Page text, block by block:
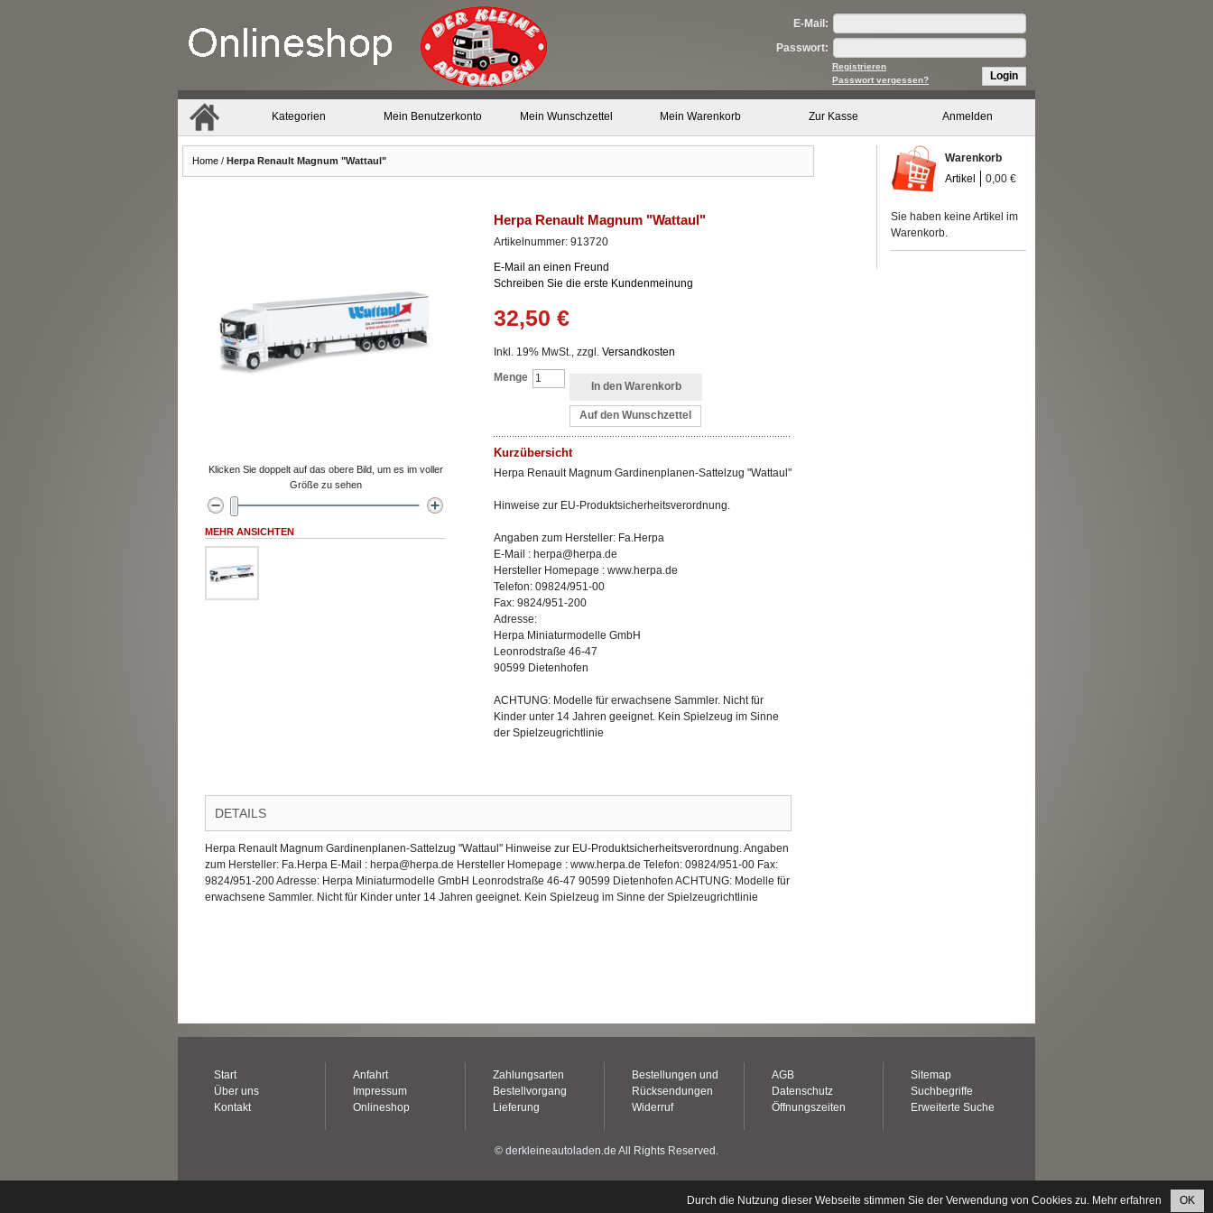
E-Mail:
Passwort:
Registrieren
Passwort vergessen?
Login
Kategorien Mein Benutzerkonto Mein Wunschzettel Mein Warenkorb Zur Kasse Anmelden
Home / Herpa Renault Magnum "Wattaul"
Herpa Renault Magnum "Wattaul"
Artikelnummer: 913720
E-Mail an einen Freund
Schreiben Sie die erste Kundenmeinung
32,50 €
Inkl. 19% MwSt., zzgl. Versandkosten
Menge
In den Warenkorb
Auf den Wunschzettel
Kurzübersicht
Herpa Renault Magnum Gardinenplanen-Sattelzug "Wattaul"
Hinweise zur EU-Produktsicherheitsverordnung.
Angaben zum Hersteller: Fa.Herpa
E-Mail : herpa@herpa.de
Hersteller Homepage : www.herpa.de
Telefon: 09824/951-00
Fax: 9824/951-200
Adresse:
Herpa Miniaturmodelle GmbH
Leonrodstraße 46-47
90599 Dietenhofen
ACHTUNG: Modelle für erwachsene Sammler. Nicht für
Kinder unter 14 Jahren geeignet. Kein Spielzeug im Sinne
der Spielzeugrichtlinie
Klicken Sie doppelt auf das obere Bild, um es im voller
Größe zu sehen
MEHR ANSICHTEN
DETAILS
Herpa Renault Magnum Gardinenplanen-Sattelzug "Wattaul" Hinweise zur EU-Produktsicherheitsverordnung. Angaben
zum Hersteller: Fa.Herpa E-Mail : herpa@herpa.de Hersteller Homepage : www.herpa.de Telefon: 09824/951-00 Fax:
9824/951-200 Adresse: Herpa Miniaturmodelle GmbH Leonrodstraße 46-47 90599 Dietenhofen ACHTUNG: Modelle für
erwachsene Sammler. Nicht für Kinder unter 14 Jahren geeignet. Kein Spielzeug im Sinne der Spielzeugrichtlinie
Warenkorb
Artikel
0,00 €
Sie haben keine Artikel im
Warenkorb.
Start
Über uns
Kontakt
Anfahrt
Impressum
Onlineshop
Zahlungsarten
Bestellvorgang
Lieferung
Bestellungen und
Rücksendungen
Widerruf
AGB
Datenschutz
Öffnungszeiten
Sitemap
Suchbegriffe
Erweiterte Suche
© derkleineautoladen.de All Rights Reserved.
Durch die Nutzung dieser Webseite stimmen Sie der Verwendung von Cookies zu. Mehr erfahren OK